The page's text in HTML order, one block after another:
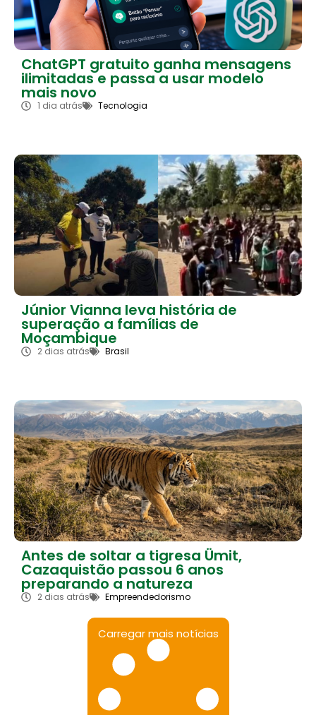
ChatGPT gratuito ganha mensagens
ilimitadas e passa a usar modelo
mais novo
1 dia atrás Tecnologia
Júnior Vianna leva história de
superação a famílias de
Moçambique
2 dias atrás Brasil
Antes de soltar a tigresa Ümit,
Cazaquistão passou 6 anos
preparando a natureza
2 dias atrás Empreendedorismo
Carregar mais notícias